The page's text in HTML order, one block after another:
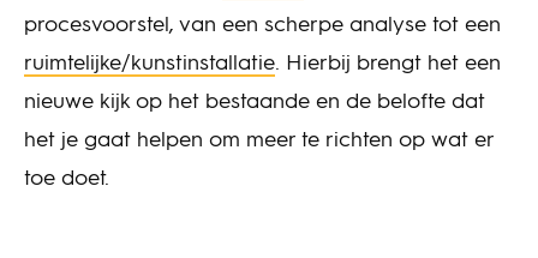
procesvoorstel, van een scherpe analyse tot een
ruimtelijke/kunstinstallatie. Hierbij brengt het een
nieuwe kijk op het bestaande en de belofte dat
het je gaat helpen om meer te richten op wat er
toe doet.